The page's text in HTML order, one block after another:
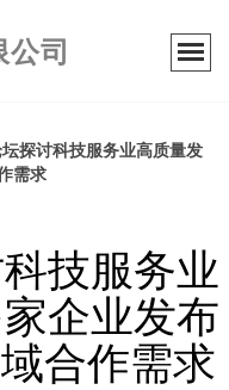
司
探讨科技服务业高质量发
需求
技服务业
企业发布
合作需求